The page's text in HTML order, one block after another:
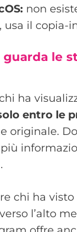
non
usa il copia-
guarda le
ha
entro le
originale.
chi ha
l’alto